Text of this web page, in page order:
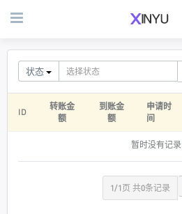
状态
ID
转账金
额
到账金
额
申请时
间
暂时没有记录
1/1页 共0条记录